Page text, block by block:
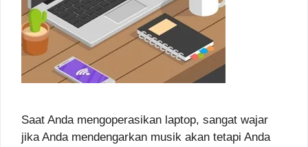
Saat Anda mengoperasikan laptop, sangat wajar
jika Anda mendengarkan musik akan tetapi Anda